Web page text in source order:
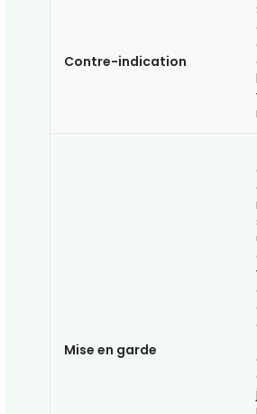
Contre-indication
Mise en garde